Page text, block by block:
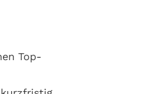
Top-